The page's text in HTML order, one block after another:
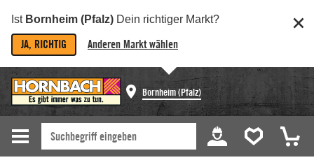
Ist Bornheim (Pfalz) Dein richtiger Markt?
JA, RICHTIG Anderen Markt wählen
Bornheim (Pfalz)